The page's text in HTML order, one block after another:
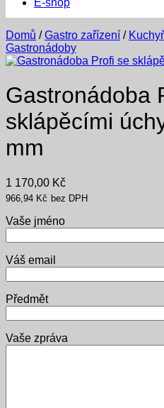
E-shop
Domů / Gastro zařízení /
Gastronádoby
Gastronádoba
sklápěcími
mm
1 170,00 Kč
966,94 Kč bez DPH
Vaše jméno
Váš email
Předmět
Vaše zpráva